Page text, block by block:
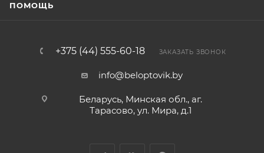
ПОМОЩЬ
+375 (44) 555-60-18 ЗАКАЗАТЬ ЗВОНОК
info@beloptovik.by
Беларусь, Минская обл., аг.
Тарасово, ул. Мира, д.1